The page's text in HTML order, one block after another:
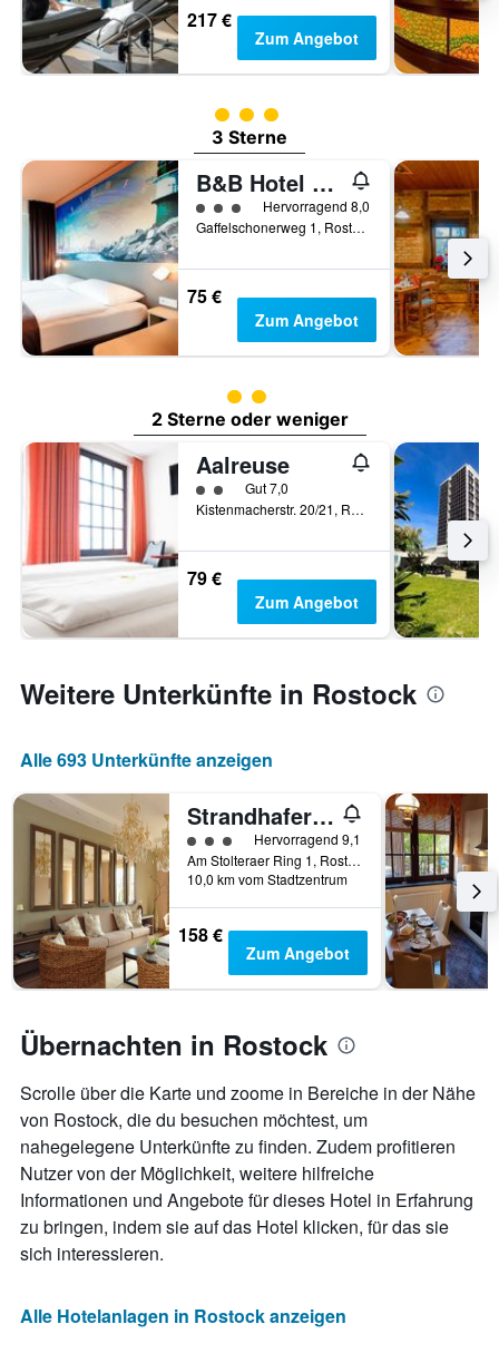
217 €
Zum Angebot
Bewertungskategorie 3
3 Sterne
B&B Hotel Rostock-Hafen
Bewertungskategorie 3
Hervorragend 8,0
Gaffelschonerweg 1, Rostock, Mecklenburg-Vorpommern, Deutschland
75 €
Zum Angebot
Bewertungskategorie 2
2 Sterne oder weniger
Aalreuse
Bewertungskategorie 2
Gut 7,0
Kistenmacherstr. 20/21, Rostock, Mecklenburg-Vorpommern, Deutschland
79 €
Zum Angebot
Weitere Unterkünfte in Rostock
Alle 693 Unterkünfte anzeigen
Strandhafer Aparthotel
Bewertungskategorie 3
Hervorragend 9,1
Am Stolteraer Ring 1, Rostock, Mecklenburg-Vorpommern, Deutschland
10,0 km vom Stadtzentrum
158 €
Zum Angebot
Übernachten in Rostock
Scrolle über die Karte und zoome in Bereiche in der Nähe
von Rostock, die du besuchen möchtest, um
nahegelegene Unterkünfte zu finden. Zudem profitieren
Nutzer von der Möglichkeit, weitere hilfreiche
Informationen und Angebote für dieses Hotel in Erfahrung
zu bringen, indem sie auf das Hotel klicken, für das sie
sich interessieren.
Alle Hotelanlagen in Rostock anzeigen